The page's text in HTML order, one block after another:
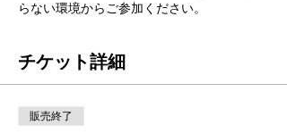
らない環境からご参加ください。
チケット詳細
販売終了